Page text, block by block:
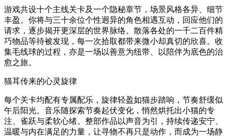
游戏共设十个主线关卡及一个隐秘章节，场景风格各异、细节
丰盈。你将与三十余位个性迥异的角色相遇互动，回应他们的
请求，逐步揭开更深层的世界脉络。散落各处的一千二百件精
巧物品等待被发现，每一次拾取都带来微小却真切的欣喜。收
集毛线球的过程，亦是一场以善意为纽带、以陪伴为底色的治
愈之旅。
猫耳传来的心灵旋律
每个关卡均配有专属配乐，旋律轻盈如猫步踏响，节奏舒缓似
午后阳光。音乐随探索节奏起伏变化，悄然烘托出小猫的专
注、雀跃与柔软心绪。整部作品以声音为引，持续传递安宁、
温暖与内在满足的力量，让寻物不再只是动作，而成为一场静